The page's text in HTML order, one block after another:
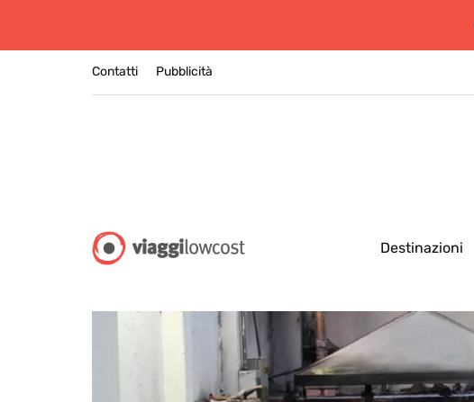
Contatti Pubblicità
Destinazioni